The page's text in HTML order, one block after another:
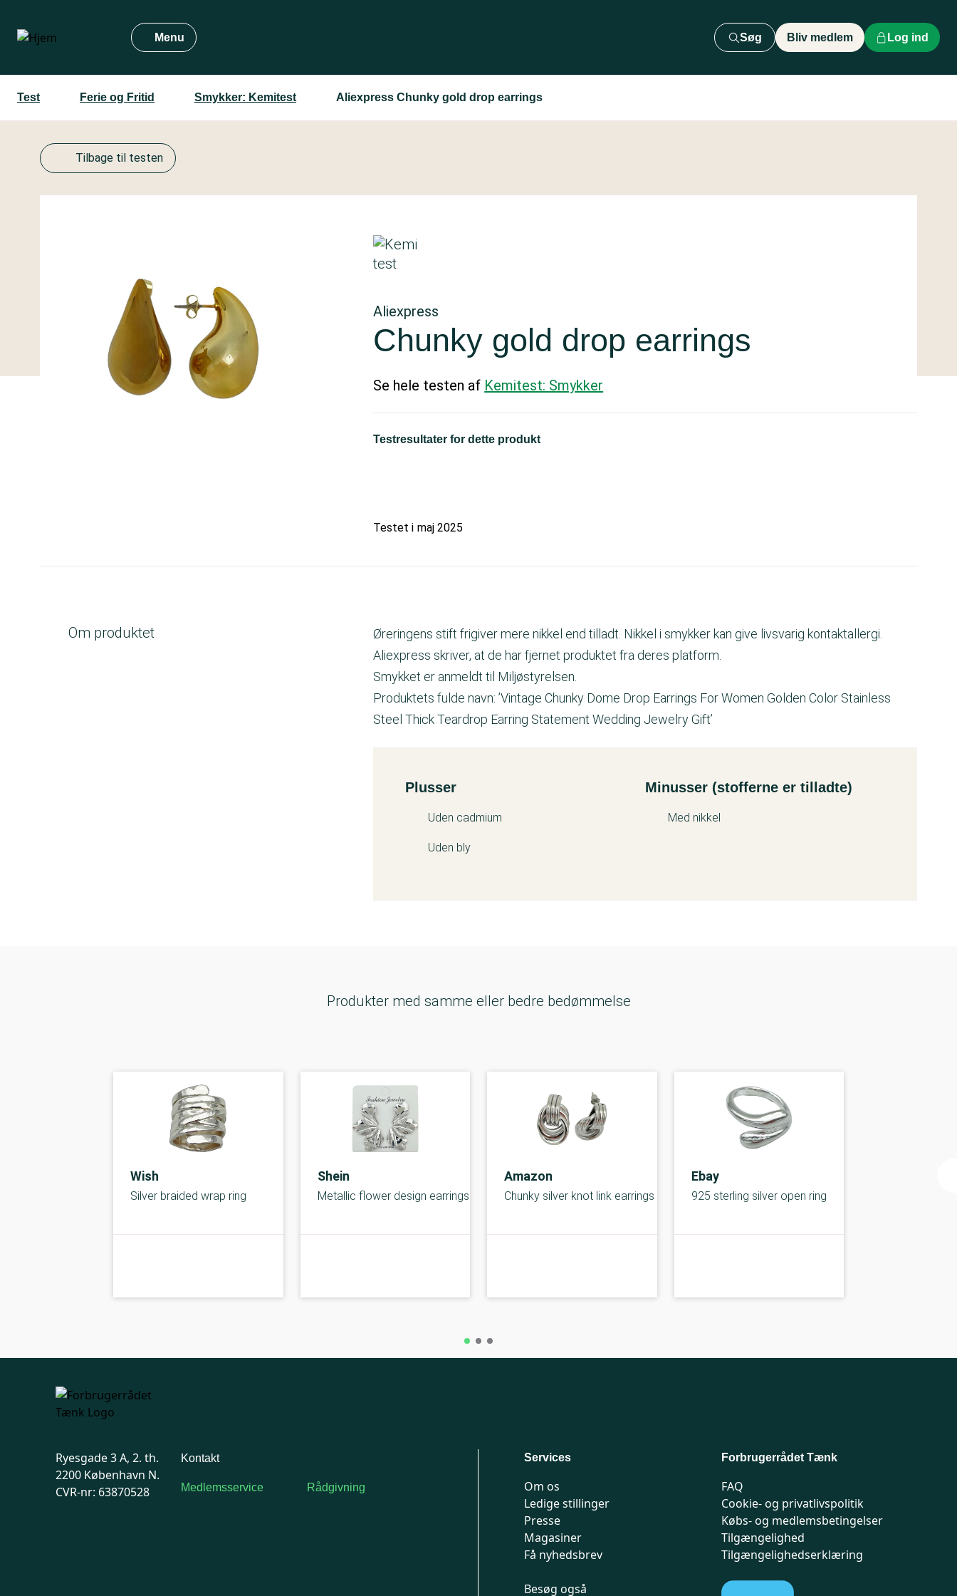
hovedindhold
Menu Søg Bliv medlem Log ind
Test Ferie og Fritid Smykker: Kemitest Aliexpress Chunky gold drop earrings
Tilbage til testen
Aliexpress
Chunky gold drop earrings
Se hele testen af Kemitest: Smykker
Testresultater for dette produkt
Testet i maj 2025
Om produktet
Øreringens stift frigiver mere nikkel end tilladt. Nikkel i smykker kan give livsvarig kontaktallergi.
Aliexpress skriver, at de har fjernet produktet fra deres platform.
Smykket er anmeldt til Miljøstyrelsen.
Produktets fulde navn: ’Vintage Chunky Dome Drop Earrings For Women Golden Color Stainless
Steel Thick Teardrop Earring Statement Wedding Jewelry Gift’
Kemitest
Plusser Minusser (stofferne er tilladte)
Uden cadmium
Uden bly
Med nikkel
Produkter med samme eller bedre bedømmelse
Wish
Silver braided wrap ring
Shein
Metallic flower design earrings
Amazon
Chunky silver knot link earrings
Ebay
925 sterling silver open ring
Ryesgade 3 A, 2. th.
2200 København N.
CVR-nr: 63870528
Kontakt
Medlemsservice Rådgivning
Services
Om os
Ledige stillinger
Presse
Magasiner
Få nyhedsbrev
Besøg også
Forbrugerrådet Tænk
FAQ
Cookie- og privatlivspolitik
Købs- og medlemsbetingelser
Tilgængelighed
Tilgængelighedserklæring